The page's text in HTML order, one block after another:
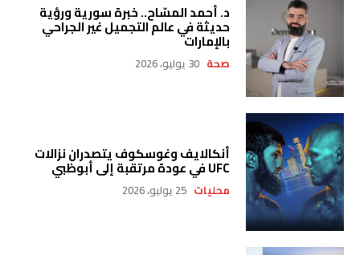
د. أحمد المسّاح.. خبرة سورية ورؤية
حديثة في عالم التجميل غير الجراحي
بالإمارات
صحة 30 يوليو، 2026
أنكالايف وغوسكوف يتصدران نزالات
UFC في عودة مرتقبة إلى أبوظبي
محليات 25 يوليو، 2026